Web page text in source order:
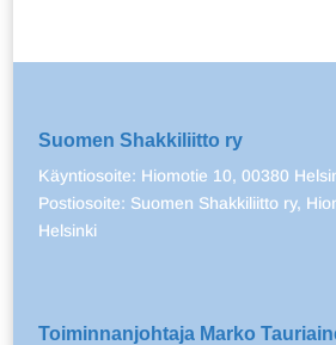
Suomen Shakkiliitto ry
Käyntiosoite: Hiomotie 10, 00380
Postiosoite: Suomen Shakkiliitto ry,
Helsinki
Toiminnanjohtaja Marko